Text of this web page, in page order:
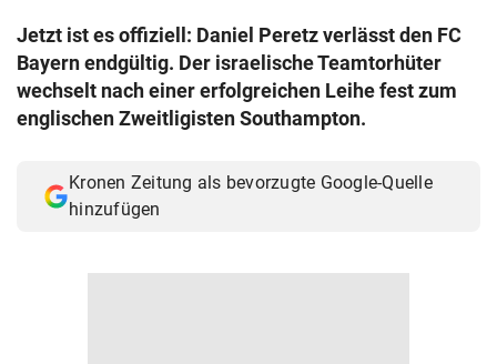
Jetzt ist es offiziell: Daniel Peretz verlässt den FC
Bayern endgültig. Der israelische Teamtorhüter
wechselt nach einer erfolgreichen Leihe fest zum
englischen Zweitligisten Southampton.
Kronen Zeitung als bevorzugte Google-Quelle
hinzufügen